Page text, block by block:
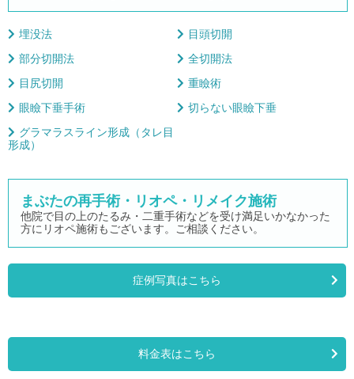
埋没法
目頭切開
部分切開法
全切開法
目尻切開
重瞼術
眼瞼下垂手術
切らない眼瞼下垂
グラマラスライン形成（タレ目
形成）
まぶたの再手術・リオペ・リメイク施術
他院で目の上のたるみ・二重手術などを受け満足いかなかった
方にリオペ施術もございます。ご相談ください。
症例写真はこちら
料金表はこちら